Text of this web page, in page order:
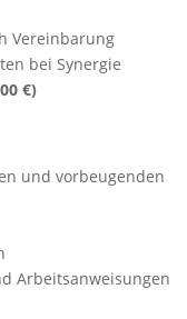
Vereinbarung
bei Synergie
€)
und vorbeugenden
Arbeitsanweisungen